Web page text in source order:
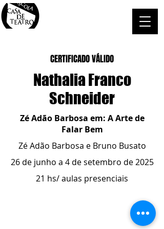
CERTIFICADO VÁLIDO
Nathalia Franco
Schneider
Zé Adão Barbosa em: A Arte de
Falar Bem
Zé Adão Barbosa e Bruno Busato
26 de junho a 4 de setembro de 2025
21 hs/ aulas presenciais
ESCOLA CASA DE TEATRO
- whatsapp